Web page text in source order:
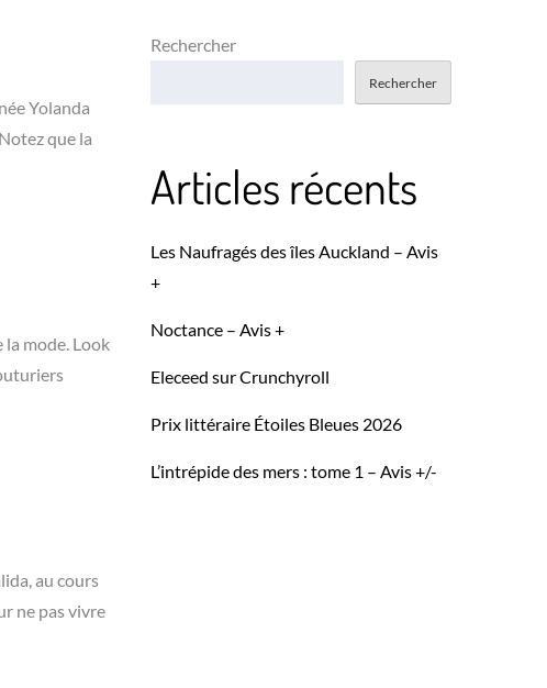
Yolanda
que la
mode. Look
au cours
ne pas vivre
Rechercher
Rechercher
Articles récents
Les Naufragés des îles Auckland – Avis
+
Noctance – Avis +
Eleceed sur Crunchyroll
Prix littéraire Étoiles Bleues 2026
L’intrépide des mers : tome 1 – Avis +/-